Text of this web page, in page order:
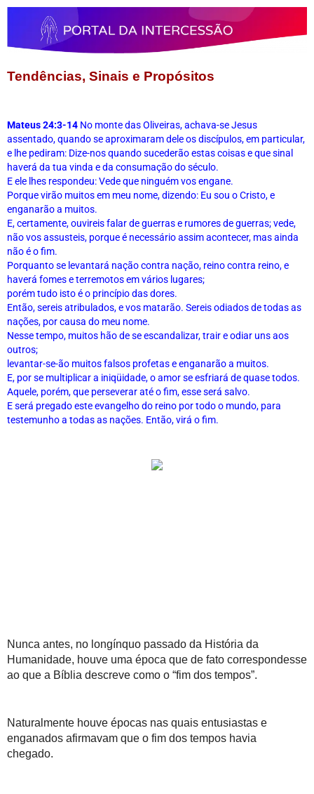
Tendências, Sinais e Propósitos
Mateus 24:3-14 No monte das Oliveiras, achava-se Jesus
assentado, quando se aproximaram dele os discípulos, em particular,
e lhe pediram: Dize-nos quando sucederão estas coisas e que sinal
haverá da tua vinda e da consumação do século.
E ele lhes respondeu: Vede que ninguém vos engane.
Porque virão muitos em meu nome, dizendo: Eu sou o Cristo, e
enganarão a muitos.
E, certamente, ouvireis falar de guerras e rumores de guerras; vede,
não vos assusteis, porque é necessário assim acontecer, mas ainda
não é o fim.
Porquanto se levantará nação contra nação, reino contra reino, e
haverá fomes e terremotos em vários lugares;
porém tudo isto é o princípio das dores.
Então, sereis atribulados, e vos matarão. Sereis odiados de todas as
nações, por causa do meu nome.
Nesse tempo, muitos hão de se escandalizar, trair e odiar uns aos
outros;
levantar-se-ão muitos falsos profetas e enganarão a muitos.
E, por se multiplicar a iniqüidade, o amor se esfriará de quase todos.
Aquele, porém, que perseverar até o fim, esse será salvo.
E será pregado este evangelho do reino por todo o mundo, para
testemunho a todas as nações. Então, virá o fim.
Nunca antes, no longínquo passado da História da
Humanidade, houve uma época que de fato correspondesse
ao que a Bíblia descreve como o “fim dos tempos”.
Naturalmente houve épocas nas quais entusiastas e
enganados afirmavam que o fim dos tempos havia
chegado.